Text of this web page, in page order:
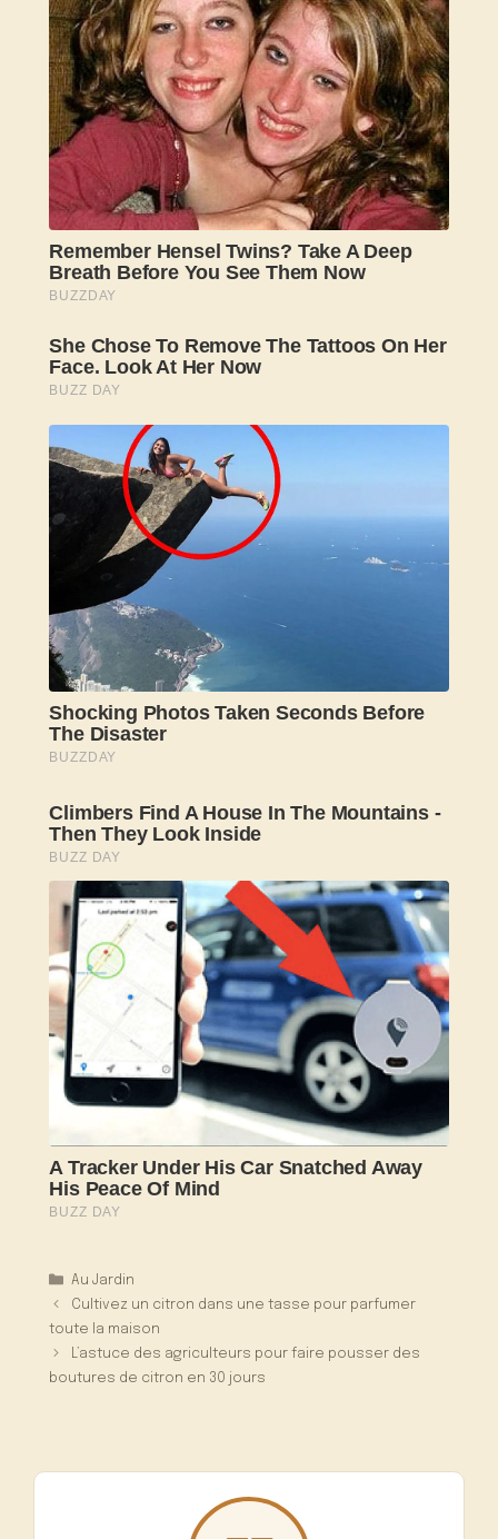
Catégories
Au Jardin
Cultivez un citron dans une tasse pour parfumer
toute la maison
L’astuce des agriculteurs pour faire pousser des
boutures de citron en 30 jours